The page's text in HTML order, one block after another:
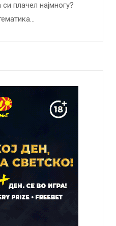
плачел најмногу?